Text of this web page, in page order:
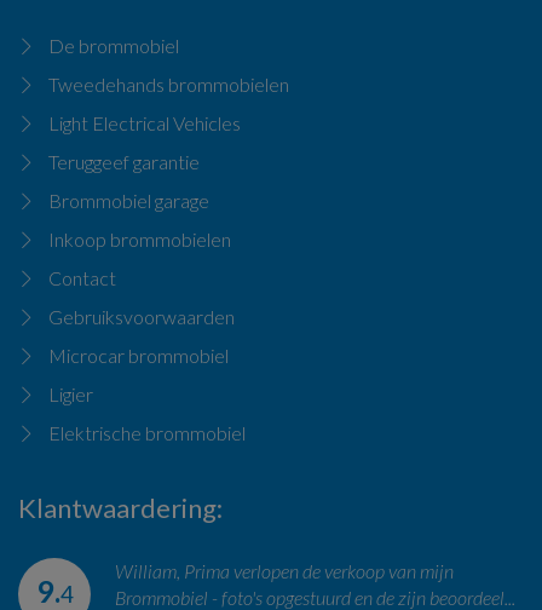
De brommobiel
Tweedehands brommobielen
Light Electrical Vehicles
Teruggeef garantie
Brommobiel garage
Inkoop brommobielen
Contact
Gebruiksvoorwaarden
Microcar brommobiel
Ligier
Elektrische brommobiel
Klantwaardering
9.4
William, Prima verlopen de verkoop van mijn
Brommobiel - foto's opgestuurd en de zijn beoordeel...